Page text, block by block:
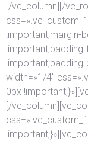
[/vc_column][/
!important;margin-
width=»1/4″
0px
[/